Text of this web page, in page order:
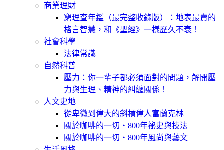
商業理財
窮理查年鑑（最完整收錄版）：地表最賣的
格言智慧，和《聖經》一樣歷久不衰！
社會科學
法律常識
自然科普
壓力：你一輩子都必須面對的問題，解開壓
力與生理、精神的糾纏關係！
人文史地
從卑微到偉大的斜槓偉人富蘭克林
關於咖啡的一切‧800年祕史與技法
關於咖啡的一切‧800年風尚與藝文